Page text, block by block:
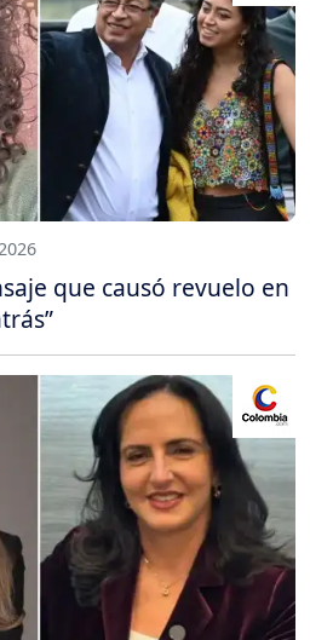
que causó revuelo en